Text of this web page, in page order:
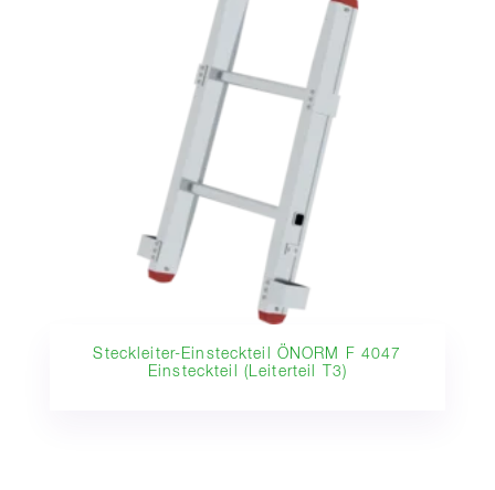
Steckleiter-Einsteckteil ÖNORM F 4047
Einsteckteil (Leiterteil T3)